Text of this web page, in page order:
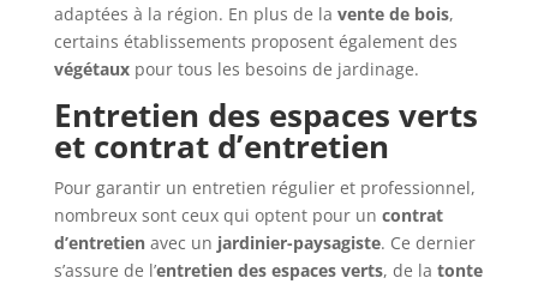
adaptées à la région. En plus de la vente de bois,
certains établissements proposent également des
végétauxpour tous les besoins de jardinage.
Entretien des espaces verts
et contrat d’entretien
Pour garantir un entretien régulier et professionnel,
nombreux sont ceux qui optent pour un contrat
d’entretienavec un jardinier-paysagiste. Ce dernier
s’assure de l’entretien des espaces verts, de la tonte